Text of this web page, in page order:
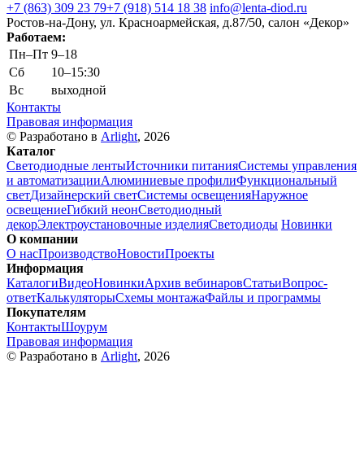
+7 (863) 309 23 79+7 (918) 514 18 38 info@lenta-diod.ru
Ростов-на-Дону, ул. Красноармейская, д.87/50, салон «Декор»
Работаем:
Пн–Пт 9–18
Сб
10–15:30
Вс
выходной
Контакты
Правовая информация
© Разработано в Arlight, 2026
Каталог
Светодиодные лентыИсточники питанияСистемы управления
и автоматизацииАлюминиевые профилиФункциональный
светДизайнерский светСистемы освещенияНаружное
освещениеГибкий неонСветодиодный
декорЭлектроустановочные изделияСветодиоды Новинки
О компании
О насПроизводствоНовостиПроекты
Информация
КаталогиВидеоНовинкиАрхив вебинаровСтатьиВопрос-
ответКалькуляторыСхемы монтажаФайлы и программы
Покупателям
КонтактыШоурум
Правовая информация
© Разработано в Arlight, 2026